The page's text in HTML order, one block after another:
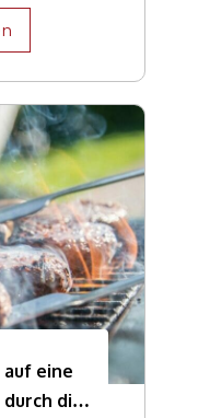
auf eine
durch die